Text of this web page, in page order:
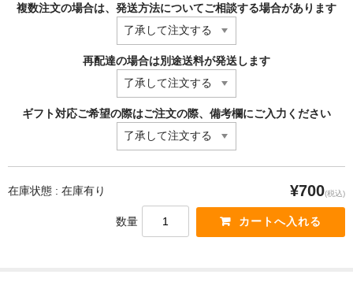
複数注文の場合は、発送方法についてご相談する場合があります
再配達の場合は別途送料が発送します
ギフト対応ご希望の際はご注文の際、備考欄にご入力ください
在庫状態 : 在庫有り ¥700(税込)
数量